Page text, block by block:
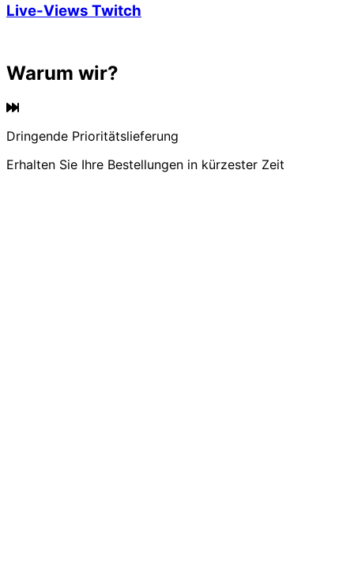
Live-Views Twitch
Warum wir?
Dringende Prioritätslieferung
Erhalten Sie Ihre Bestellungen in kürzester Zeit